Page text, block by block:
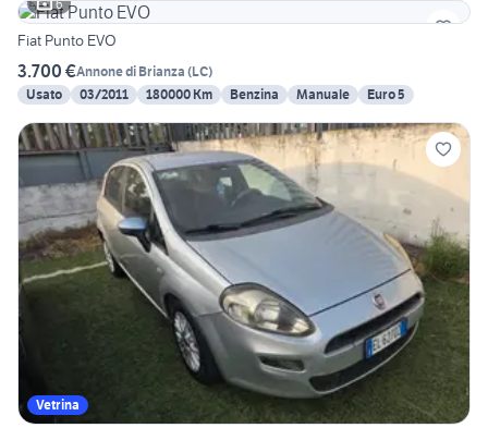
6
Fiat Punto EVO
3.700 €Annone di Brianza (LC)
Usato
03/2011 180000 Km Benzina Manuale Euro 5
Vetrina